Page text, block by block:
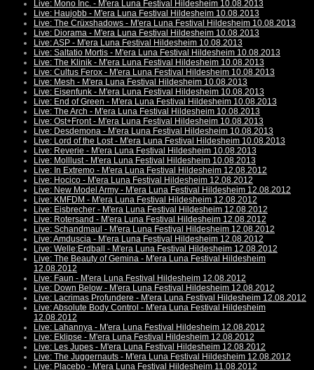
Live: Mono Inc. - M'era Luna Festival Hildesheim 10.08.2013
Live: Haujobb - M'era Luna Festival Hildesheim 10.08.2013
Live: The Crüxshadows - M'era Luna Festival Hildesheim 10.08.2013
Live: Diorama - M'era Luna Festival Hildesheim 10.08.2013
Live: ASP - M'era Luna Festival Hildesheim 10.08.2013
Live: Saltatio Mortis - M'era Luna Festival Hildesheim 10.08.2013
Live: The Klinik - M'era Luna Festival Hildesheim 10.08.2013
Live: Cultus Ferox - M'era Luna Festival Hildesheim 10.08.2013
Live: Mesh - M'era Luna Festival Hildesheim 10.08.2013
Live: Eisenfunk - M'era Luna Festival Hildesheim 10.08.2013
Live: End of Green - M'era Luna Festival Hildesheim 10.08.2013
Live: The Arch - M'era Luna Festival Hildesheim 10.08.2013
Live: Ost+Front - M'era Luna Festival Hildesheim 10.08.2013
Live: Desdemona - M'era Luna Festival Hildesheim 10.08.2013
Live: Lord of the Lost - M'era Luna Festival Hildesheim 10.08.2013
Live: Reverie - M'era Luna Festival Hildesheim 10.08.2013
Live: Molllust - M'era Luna Festival Hildesheim 10.08.2013
Live: In Extremo - M'era Luna Festival Hildesheim 12.08.2012
Live: Hocico - M'era Luna Festival Hildesheim 12.08.2012
Live: New Model Army - M'era Luna Festival Hildesheim 12.08.2012
Live: KMFDM - M'era Luna Festival Hildesheim 12.08.2012
Live: Eisbrecher - M'era Luna Festival Hildesheim 12.08.2012
Live: Rotersand - M'era Luna Festival Hildesheim 12.08.2012
Live: Schandmaul - M'era Luna Festival Hildesheim 12.08.2012
Live: Amduscia - M'era Luna Festival Hildesheim 12.08.2012
Live: Welle:Erdball - M'era Luna Festival Hildesheim 12.08.2012
Live: The Beauty of Gemina - M'era Luna Festival Hildesheim
12.08.2012
Live: Faun - M'era Luna Festival Hildesheim 12.08.2012
Live: Down Below - M'era Luna Festival Hildesheim 12.08.2012
Live: Lacrimas Profundere - M'era Luna Festival Hildesheim 12.08.2012
Live: Absolute Body Control - M'era Luna Festival Hildesheim
12.08.2012
Live: Lahannya - M'era Luna Festival Hildesheim 12.08.2012
Live: Eklipse - M'era Luna Festival Hildesheim 12.08.2012
Live: Les Jupes - M'era Luna Festival Hildesheim 12.08.2012
Live: The Juggernauts - M'era Luna Festival Hildesheim 12.08.2012
Live: Placebo - M'era Luna Festival Hildesheim 11.08.2012